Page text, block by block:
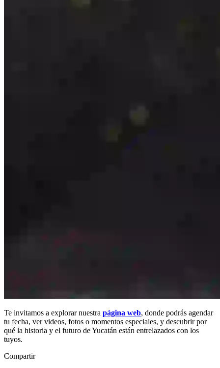
Te invitamos a explorar nuestra página web, donde podrás agendar
tu fecha, ver videos, fotos o momentos especiales, y descubrir por
qué la historia y el futuro de Yucatán están entrelazados con los
tuyos.
Compartir